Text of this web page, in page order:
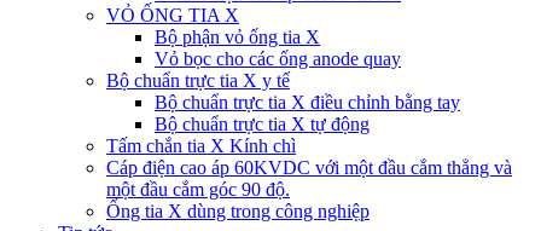
VỎ ỐNG TIA X
Bộ phận vỏ ống tia X
Vỏ bọc cho các ống anode quay
Bộ chuẩn trực tia X y tế
Bộ chuẩn trực tia X điều chỉnh bằng tay
Bộ chuẩn trực tia X tự động
Tấm chắn tia X Kính chì
Cáp điện cao áp 60KVDC với một đầu cắm thẳng và
một đầu cắm góc 90 độ.
Ống tia X dùng trong công nghiệp